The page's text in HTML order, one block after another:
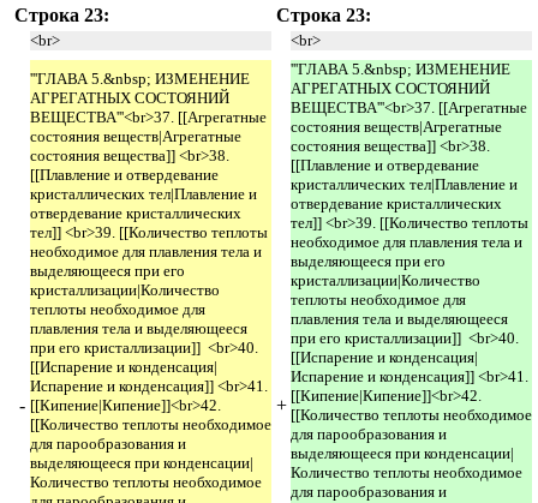
Строка 23:
Строка 23:
<br> <br>
-
'''ГЛАВА 5.&nbsp; ИЗМЕНЕНИЕ
АГРЕГАТНЫХ СОСТОЯНИЙ
ВЕЩЕСТВА'''<br>37. [[Агрегатные
состояния веществ|Агрегатные
состояния вещества]] <br>38.
[[Плавление и отвердевание
кристаллических тел|Плавление и
отвердевание кристаллических
тел]] <br>39. [[Количество теплоты
необходимое для плавления тела и
выделяющееся при его
кристаллизации|Количество
теплоты необходимое для
плавления тела и выделяющееся
при его кристаллизации]] <br>40.
[[Испарение и конденсация|
Испарение и конденсация]] <br>41.
[[Кипение|Кипение]]<br>42.
[[Количество теплоты необходимое
для парообразования и
выделяющееся при конденсации|
Количество теплоты необходимое
+
'''ГЛАВА 5.&nbsp; ИЗМЕНЕНИЕ
АГРЕГАТНЫХ СОСТОЯНИЙ
ВЕЩЕСТВА'''<br>37. [[Агрегатные
состояния веществ|Агрегатные
состояния вещества]] <br>38.
[[Плавление и отвердевание
кристаллических тел|Плавление и
отвердевание кристаллических
тел]] <br>39. [[Количество теплоты
необходимое для плавления тела и
выделяющееся при его
кристаллизации|Количество
теплоты необходимое для
плавления тела и выделяющееся
при его кристаллизации]] <br>40.
[[Испарение и конденсация|
Испарение и конденсация]] <br>41.
[[Кипение|Кипение]]<br>42.
[[Количество теплоты необходимое
для парообразования и
выделяющееся при конденсации|
Количество теплоты необходимое
для парообразования и